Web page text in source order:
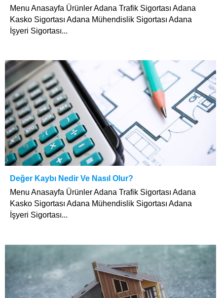
Menu Anasayfa Ürünler Adana Trafik Sigortası Adana
Kasko Sigortası Adana Mühendislik Sigortası Adana
İşyeri Sigortası...
Değer Kaybı Nedir Ve Nasıl Olur?
Menu Anasayfa Ürünler Adana Trafik Sigortası Adana
Kasko Sigortası Adana Mühendislik Sigortası Adana
İşyeri Sigortası...